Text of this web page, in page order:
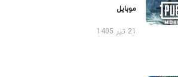
موبایل
21 تیر 1405